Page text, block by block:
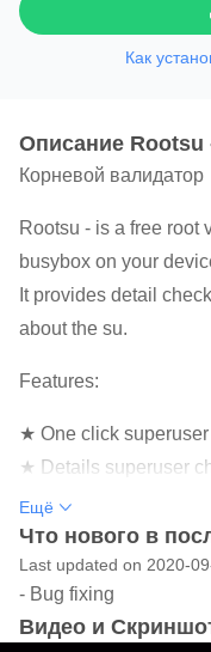
Как
Oписание
Корневой валидатор
Rootsu - is a free root
busybox on your
It provides detail
about the su.
Features:
★ One click
★ Details superuser
★ Device name
★ Device model
★ Root management
★ Potentially
★ Test keys
Ещё
Что нового в
Last updated on 2020-
- Bug fixing
Видео и